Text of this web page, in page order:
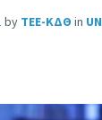
by ΤΕΕ-ΚΔΘ in